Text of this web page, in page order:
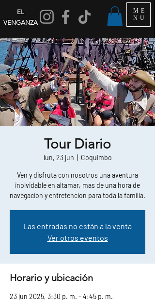
EL
VENGANZA
ME
NU
Tour Diario
lun, 23 jun Coquimbo
Ven y disfruta con nosotros una aventura
inolvidable en altamar, mas de una hora de
navegacion y entretencion para toda la familia.
Las entradas no están a la venta
Ver otros eventos
Horario y ubicación
23 jun 2025, 3:30 p. m. – 4:45 p. m.